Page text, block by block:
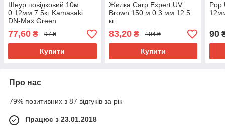
Шнур повідковий 10м
0.12мм 7.5кг Kamasaki
DN-Max Green
77,60 ₴ 97 ₴
Купити
Жилка Carp Expert UV
Brown 150 м 0.3 мм 12.5
кг
83,20₴ 104 ₴
Купити
Pop
90
Про нас
79% позитивних з 87 відгуків за рік
Працює з 23.01.2018